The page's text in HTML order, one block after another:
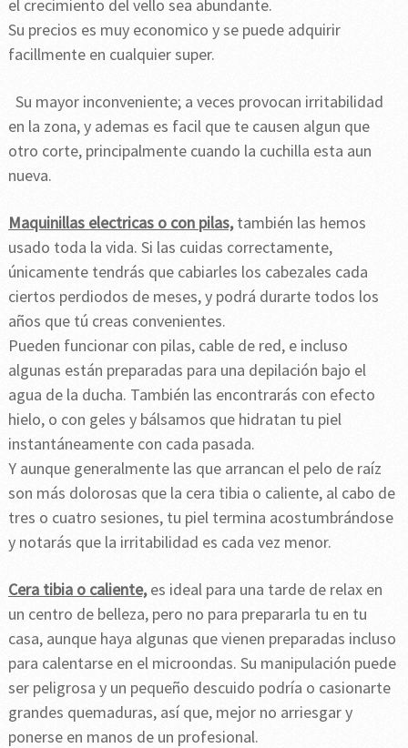
el crecimiento del vello sea abundante.
Su precios es muy economico y se puede adquirir
facillmente en cualquier super.
Su mayor inconveniente; a veces provocan irritabilidad
en la zona, y ademas es facil que te causen algun que
otro corte, principalmente cuando la cuchilla esta aun
nueva.
Maquinillas electricas o con pilas,también las hemos
usado toda la vida. Si las cuidas correctamente,
únicamente tendrás que cabiarles los cabezales cada
ciertos perdiodos de meses, y podrá durarte todos los
años que tú creas convenientes.
Pueden funcionar con pilas, cable de red, e incluso
algunas están preparadas para una depilación bajo el
agua de la ducha. También las encontrarás con efecto
hielo, o con geles y bálsamos que hidratan tu piel
instantáneamente con cada pasada.
Y aunque generalmente las que arrancan el pelo de raíz
son más dolorosas que la cera tibia o caliente, al cabo de
tres o cuatro sesiones, tu piel termina acostumbrándose
y notarás que la irritabilidad es cada vez menor.
Cera tibia o caliente, es ideal para una tarde de relax en
un centro de belleza, pero no para prepararla tu en tu
casa, aunque haya algunas que vienen preparadas incluso
para calentarse en el microondas. Su manipulación puede
ser peligrosa y un pequeño descuido podría o casionarte
grandes quemaduras, así que, mejor no arriesgar y
ponerse en manos de un profesional.